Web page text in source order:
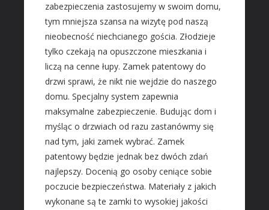
Klimatyzacja i Wentylacja
Nieruchomości, Działki
Domy, Mieszkania
SZKOŁA
Placówki Edukacyjne
Kursy Językowe
Konferencje, Sale Szkoleniowe
Kursy i Szkolenia
SPRZEDAŻ INTERNTOWA
Dla Dzieci
Meble
zabezpieczenia zastosujemy w swoim domu,
tym mniejsza szansa na wizytę pod naszą
nieobecność niechcianego gościa. Złodzieje
tylko czekają na opuszczone mieszkania i
liczą na cenne łupy. Zamek patentowy do
drzwi sprawi, że nikt nie wejdzie do naszego
domu. Specjalny system zapewnia
maksymalne zabezpieczenie. Budując dom i
myśląc o drzwiach od razu zastanówmy się
nad tym, jaki zamek wybrać. Zamek
patentowy będzie jednak bez dwóch zdań
najlepszy. Docenią go osoby ceniące sobie
poczucie bezpieczeństwa. Materiały z jakich
wykonane są te zamki to wysokiej jakości